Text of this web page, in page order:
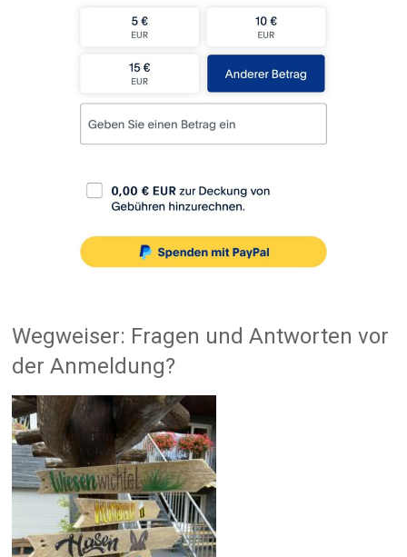
Wegweiser: Fragen und Antworten vor
der Anmeldung?